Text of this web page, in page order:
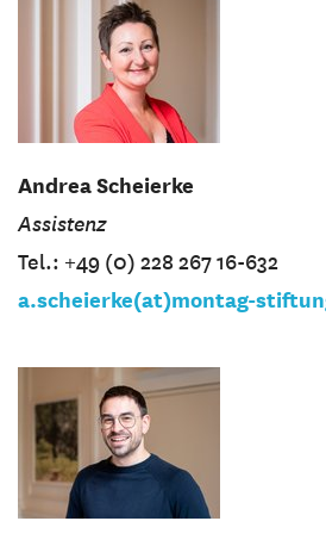
Andrea Scheierke
Assistenz
Tel.: +49 (0) 228 267 16-632
a.scheierke(at)montag-